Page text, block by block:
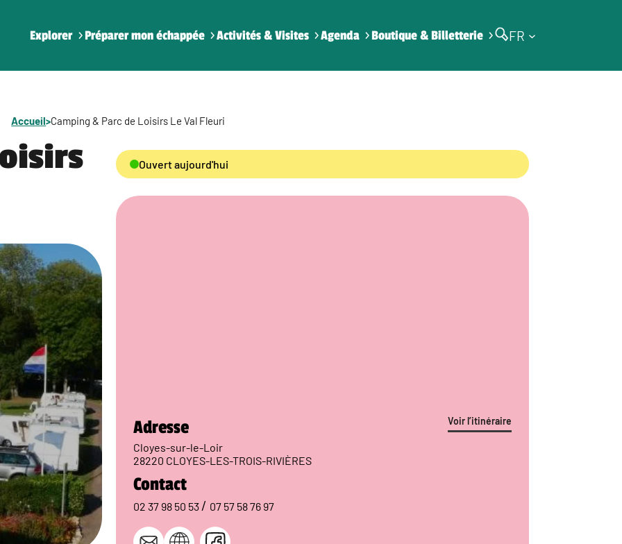
Explorer Préparer mon échappée Activités & Visites Agenda Boutique & Billetterie FR
Accueil>Camping & Parc de Loisirs Le Val Fleuri
Ouvert aujourd'hui
Voir l’itinéraire
Adresse
Cloyes-sur-le-Loir
28220 CLOYES-LES-TROIS-RIVIÈRES
Contact
02 37 98 50 53 / 07 57 58 76 97